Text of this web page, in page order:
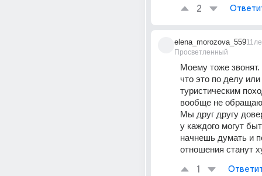
2
elena_morozova_559
Просветленный
Моему тоже
что это по делу
туристическим
вообще не
Мы друг другу
у каждого могут
начнешь думать и
отношения станут
1